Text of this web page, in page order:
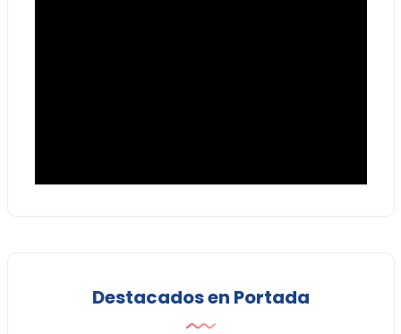
Destacados en Portada